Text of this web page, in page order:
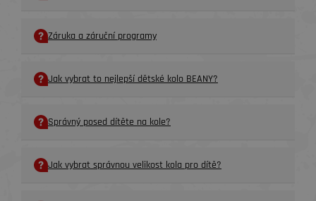
Záruka a záruční programy
Jak vybrat to nejlepší dětské kolo BEANY?
Správný posed dítěte na kole?
Jak vybrat správnou velikost kola pro dítě?